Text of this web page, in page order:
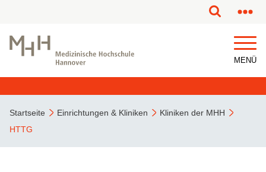
MENÜ
Startseite Einrichtungen & Kliniken
Kliniken der MHH
HTTG